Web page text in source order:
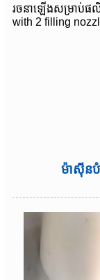
រចនាឡើងសម្រាប់ផ
with 2 filling
ម៉ាស៊ីន